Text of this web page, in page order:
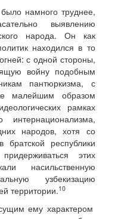
намного труднее,
выявлению
народа. Он как
находился в то
с одной стороны,
войну подобным
пантюркизма, с
малейшим образом
рамках
интернационализма,
народов, хотя со
братской республики
этих
насильственную
узбекизацию
территории.10
ему характером